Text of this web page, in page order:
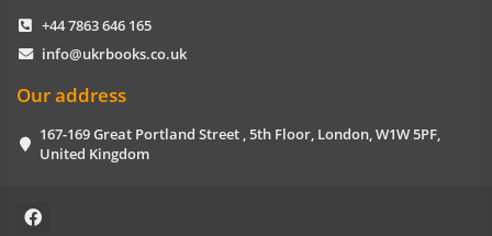
+44 7863 646 165
info@ukrbooks.co.uk
Our address
167-169 Great Portland Street , 5th Floor, London, W1W 5PF,
United Kingdom